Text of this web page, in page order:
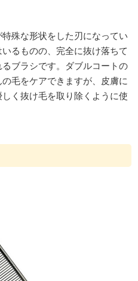
殊な形状をした刃になってい
るものの、完全に抜け落ちて
ブラシです。ダブルコートの
毛をケアできますが、皮膚に
く抜け毛を取り除くように使